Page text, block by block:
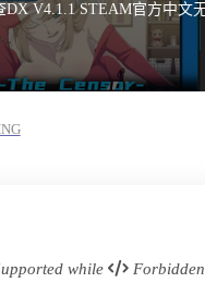
while Forbidden